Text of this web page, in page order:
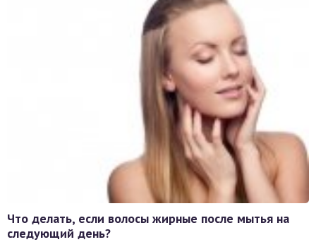
Что делать, если волосы жирные после мытья на
следующий день?